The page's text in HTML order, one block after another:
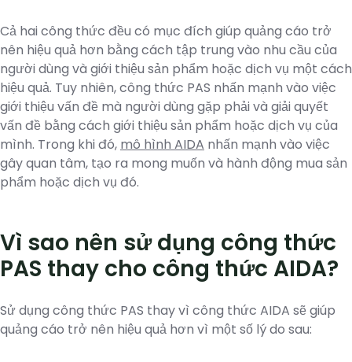
Cả hai công thức đều có mục đích giúp quảng cáo trở
nên hiệu quả hơn bằng cách tập trung vào nhu cầu của
người dùng và giới thiệu sản phẩm hoặc dịch vụ một cách
hiệu quả. Tuy nhiên, công thức PAS nhấn mạnh vào việc
giới thiệu vấn đề mà người dùng gặp phải và giải quyết
vấn đề bằng cách giới thiệu sản phẩm hoặc dịch vụ của
mình. Trong khi đó, mô hình AIDA nhấn mạnh vào việc
gây quan tâm, tạo ra mong muốn và hành động mua sản
phẩm hoặc dịch vụ đó.
Vì sao nên sử dụng công thức
PAS thay cho công thức AIDA?
Sử dụng công thức PAS thay vì công thức AIDA sẽ giúp
quảng cáo trở nên hiệu quả hơn vì một số lý do sau: